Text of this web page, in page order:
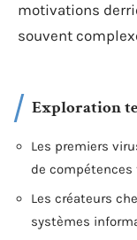
motivations
souvent
Exploration
Les premiers
de compétences
Les créateurs
systèmes